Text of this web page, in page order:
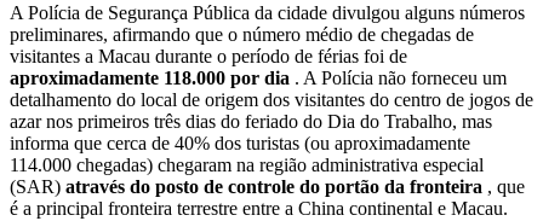
A Polícia de Segurança Pública da cidade divulgou alguns números
preliminares, afirmando que o número médio de chegadas de
visitantes a Macau durante o período de férias foi de
aproximadamente 118.000 por dia . A Polícia não forneceu um
detalhamento do local de origem dos visitantes do centro de jogos de
azar nos primeiros três dias do feriado do Dia do Trabalho, mas
informa que cerca de 40% dos turistas (ou aproximadamente
114.000 chegadas) chegaram na região administrativa especial
(SAR) através do posto de controle do portão da fronteira , que
é a principal fronteira terrestre entre a China continental e Macau.